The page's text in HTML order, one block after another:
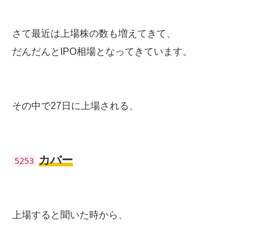
さて最近は上場株の数も増えてきて、
だんだんとIPO相場となってきています。
その中で27日に上場される、
5253 カバー
上場すると聞いた時から、